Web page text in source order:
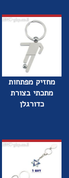
מחזיק מפתחות
מתכתי בצורת
כדורגלן